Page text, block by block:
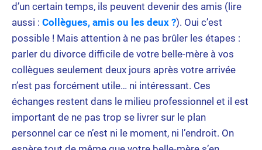
d’un certain temps, ils peuvent devenir des amis (lire
aussi : Collègues, amis ou les deux ?). Oui c’est
possible ! Mais attention à ne pas brûler les étapes :
parler du divorce difficile de votre belle-mère à vos
collègues seulement deux jours après votre arrivée
n’est pas forcément utile… ni intéressant. Ces
échanges restent dans le milieu professionnel et il est
important de ne pas trop se livrer sur le plan
personnel car ce n’est ni le moment, ni l’endroit. On